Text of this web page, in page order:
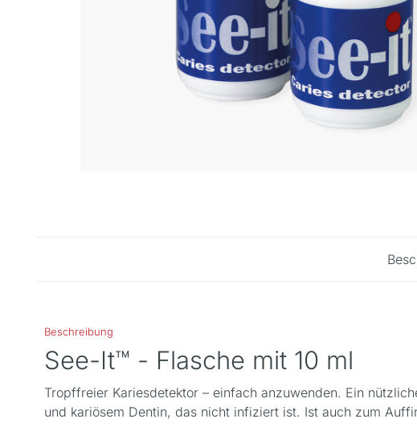
Beschreibung
See-It™ - Flasche mit 10 ml
Tropffreier Kariesdetektor – einfach anzuwenden. Ein
und kariösem Dentin, das nicht infiziert ist. Ist auch zum